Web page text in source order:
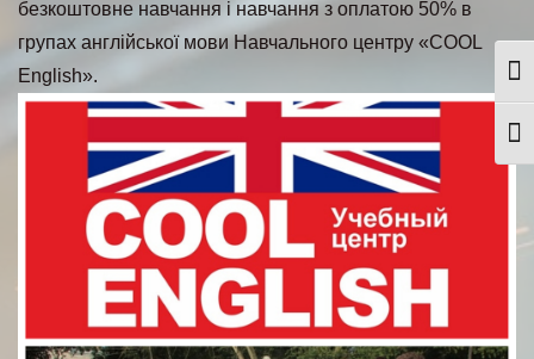
безкоштовне навчання і навчання з оплатою 50% в
групах англійської мови Навчального центру «COOL
English».